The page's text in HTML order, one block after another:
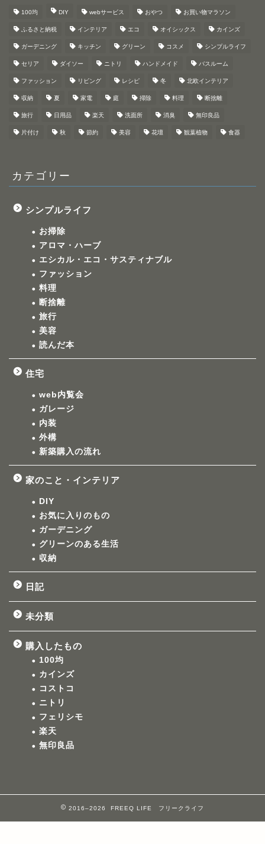
100均 DIY webサービス おやつ お買い物マラソン
ふるさと納税 インテリア エコ オイシックス カインズ
ガーデニング キッチン グリーン コスメ シンプルライフ
セリア ダイソー ニトリ ハンドメイド バスルーム
ファッション リビング レシピ 冬 北欧インテリア
収納 夏 家電 庭 掃除 料理 断捨離
旅行 日用品 楽天 洗面所 消臭 無印良品
片付け 秋 節約 美容 花壇 観葉植物 食器
カテゴリー
シンプルライフ
お掃除
アロマ・ハーブ
エシカル・エコ・サスティナブル
ファッション
料理
断捨離
旅行
美容
読んだ本
住宅
web内覧会
ガレージ
内装
外構
新築購入の流れ
家のこと・インテリア
DIY
お気に入りのもの
ガーデニング
グリーンのある生活
収納
日記
未分類
購入したもの
100均
カインズ
コストコ
ニトリ
フェリシモ
楽天
無印良品
2016–2026 FREEQ LIFE フリークライフ